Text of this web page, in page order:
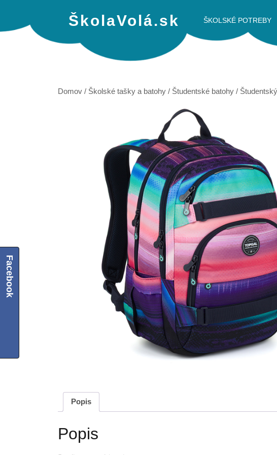
ŠkolaVolá.sk ŠKOLSKÉ POTREBY
Domov / Školské tašky a batohy / Študentské batohy /
Popis
Popis
Facebook